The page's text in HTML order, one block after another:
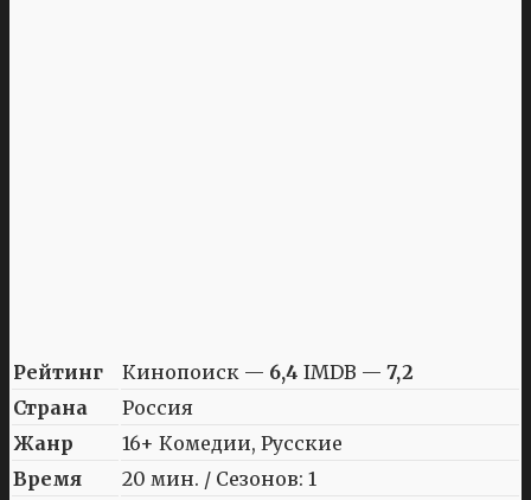
Рейтинг Кинопоиск — 6,4 IMDB — 7,2
Страна
Россия
Жанр
16+ Комедии, Русские
Время
20 мин. / Сезонов: 1